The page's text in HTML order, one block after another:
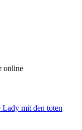
online
mit den toten